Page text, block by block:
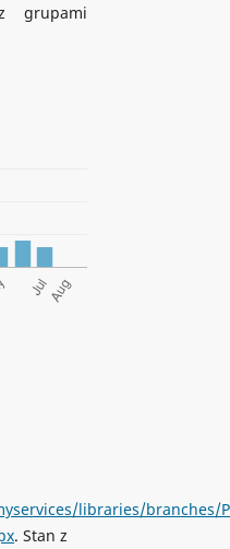
grupami
libraries/branches/
. Stan z